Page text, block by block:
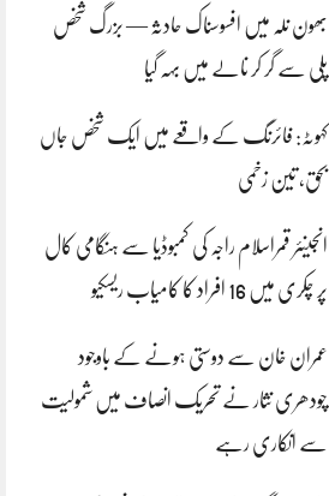
بھون نلہ میں افسوسناک حادثہ — بزرگ شخص
پلی سے گر کر نالے میں بہہ گیا
کہوٹہ: فائرنگ کے واقعے میں ایک شخص جاں
بحق، تین زخمی
انجینئر قمراسلام راجہ کی کمبوڈیا سے ہنگامی کال
پر چکری میں 16 افراد کا کامیاب ریسکیو
عمران خان سے دوستی ہونے کے باوجود
چودھری نثار نے تحریک انصاف میں شمولیت
سے انکاری رہے